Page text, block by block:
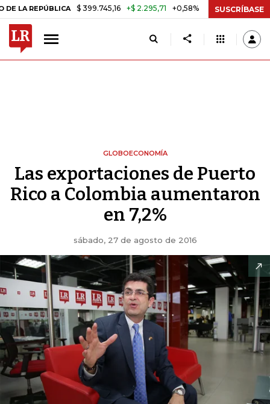
$ 399.745,16 +$ 2.295,71 +0,58% TASA DE USURA
SUSCRÍBASE
GLOBOECONOMÍA
Las exportaciones de Puerto
Rico a Colombia aumentaron
en 7,2%
sábado, 27 de agosto de 2016